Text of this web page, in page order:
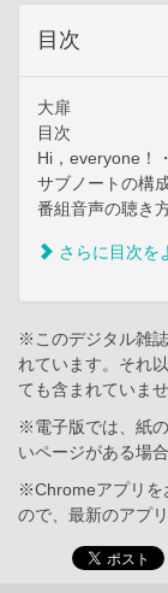
目次
大扉
目次
Hi，everyone！
サブノートの構
番組音声の聴き
さらに目次を
※このデジタル雑
れています。それ
ても含まれていま
※電子版では、紙
いページがある場
※Chromeアプリを
ので、最新のアプ